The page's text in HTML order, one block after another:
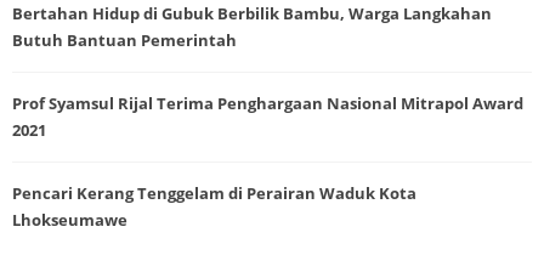
Bertahan Hidup di Gubuk Berbilik Bambu, Warga Langkahan
Butuh Bantuan Pemerintah
Prof Syamsul Rijal Terima Penghargaan Nasional Mitrapol Award
2021
Pencari Kerang Tenggelam di Perairan Waduk Kota
Lhokseumawe